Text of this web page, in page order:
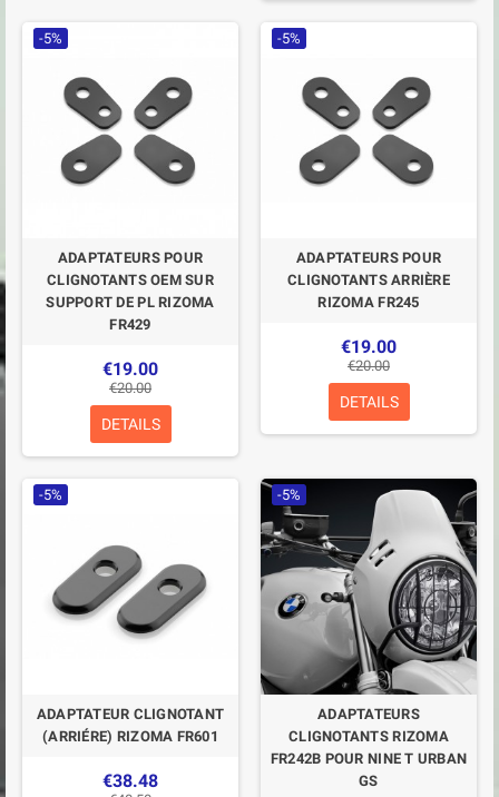
-5%
ADAPTATEURS POUR
CLIGNOTANTS OEM SUR
SUPPORT DE PL RIZOMA
FR429
€19.00
€20.00
DETAILS
-5%
ADAPTATEURS POUR
CLIGNOTANTS ARRIÈRE
RIZOMA FR245
€19.00
€20.00
DETAILS
-5%
ADAPTATEUR CLIGNOTANT
(ARRIÉRE) RIZOMA FR601
€38.48
-5%
ADAPTATEURS
CLIGNOTANTS RIZOMA
FR242B POUR NINE T URBAN
GS